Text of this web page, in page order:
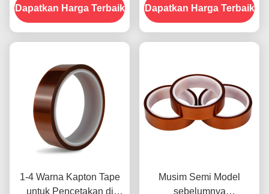
1000V
Dapatkan Harga Terbaik
Pembayaran Kartu Kredit
untuk Model Sebelumnya
Dapatkan Harga Terbaik
1-4 Warna Kapton Tape
untuk Pencetakan di
Musim Semi Model
sebelumnya